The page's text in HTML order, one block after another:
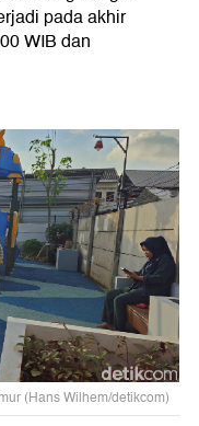
pada akhir
WIB dan
(Hans Wilhem/detikcom)